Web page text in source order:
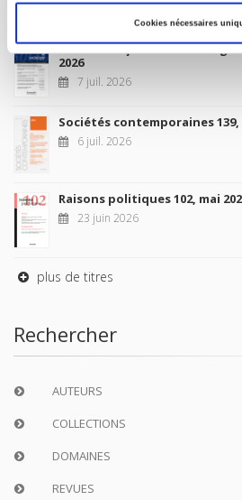
Cookies nécessaires
10 juil. 2026
Revue française de
2026
7 juil. 2026
Sociétés contemporaines 139,
6 juil. 2026
Raisons politiques 102, mai
23 juin 2026
plus de titres
Rechercher
AUTEURS
COLLECTIONS
DOMAINES
REVUES